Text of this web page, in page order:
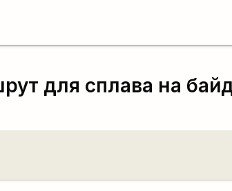
для сплава на